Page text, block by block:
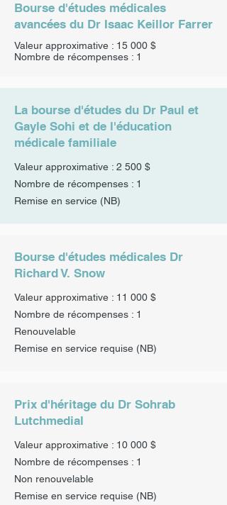
Bourse d'études médicales
avancées du Dr Isaac Keillor Farrer
Valeur approximative : 15 000 $
Nombre de récompenses : 1
La bourse d'études du Dr Paul et
Gayle Sohi et de l'éducation
médicale familiale
Valeur approximative : 2 500 $
Nombre de récompenses : 1
Remise en service (NB)
Bourse d'études médicales Dr
Richard V. Snow
Valeur approximative : 11 000 $
Nombre de récompenses : 1
Renouvelable
Remise en service requise (NB)
Prix d'héritage du Dr Sohrab
Lutchmedial
Valeur approximative : 10 000 $
Nombre de récompenses : 1
Non renouvelable
Remise en service requise (NB)